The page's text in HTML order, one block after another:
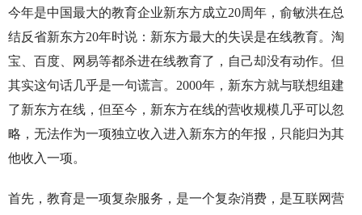
今年是中国最大的教育企业新东方成立20周年，俞敏洪在总
结反省新东方20年时说：新东方最大的失误是在线教育。淘
宝、百度、网易等都杀进在线教育了，自己却没有动作。但
其实这句话几乎是一句谎言。2000年，新东方就与联想组建
了新东方在线，但至今，新东方在线的营收规模几乎可以忽
略，无法作为一项独立收入进入新东方的年报，只能归为其
他收入一项。
首先，教育是一项复杂服务，是一个复杂消费，是互联网营